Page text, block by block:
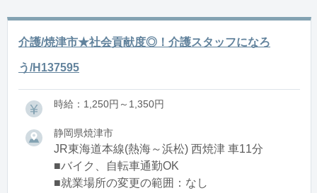
介護/焼津市★社会貢献度◎！介護スタッフになろ
う/H137595
時給：1,250円～1,350円
静岡県焼津市
JR東海道本線(熱海～浜松) 西焼津 車11分
■バイク、自転車通勤OK
■就業場所の変更の範囲：なし